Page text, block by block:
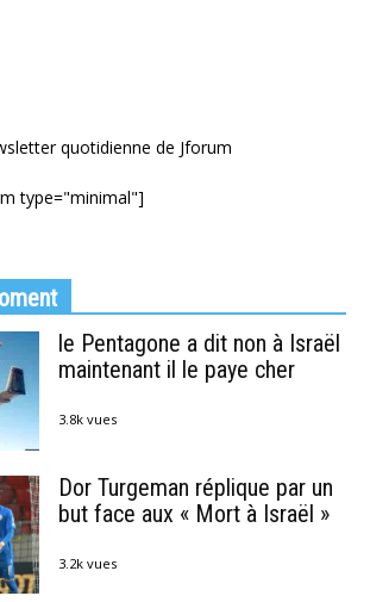
quotidienne de Jforum
type="minimal"]
le Pentagone a dit non à Israël
maintenant il le paye cher
3.8k vues
Dor Turgeman réplique par un
but face aux « Mort à Israël »
3.2k vues